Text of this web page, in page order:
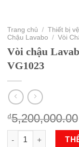
Trang chủ / Thiết bị
Chậu Lavabo
/ Vòi
Vòi chậu
VG1023
₫5,200,000.00
Vòi chậu Lavabo